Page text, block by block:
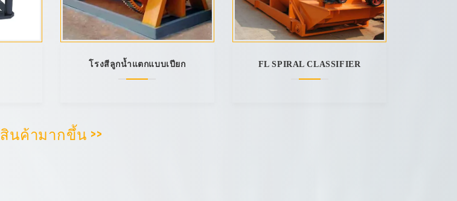
โรงสีลูกน้ำแตกแบบเปียก FL SPIRAL CLASSIFIER
สินค้ามากขึ้น >>